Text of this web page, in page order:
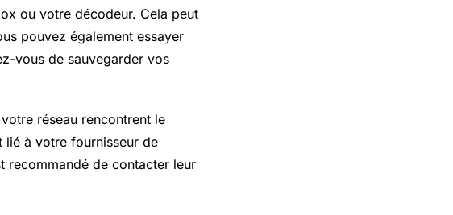
ou votre décodeur. Cela peut
pouvez également essayer
vous de sauvegarder vos
réseau rencontrent le
lié à votre fournisseur de
recommandé de contacter leur